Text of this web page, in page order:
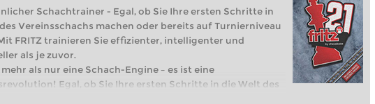
Schachtrainer - Egal, ob Sie Ihre ersten Schritte in
Vereinsschachs machen oder bereits auf Turnierniveau
FRITZ trainieren Sie effizienter, intelligenter und
als je zuvor.
mehr als nur eine Schach-Engine – es ist eine
Egal, ob Sie Ihre ersten Schritte in die Welt des
machen oder bereits auf Turnierniveau spielen: Mit